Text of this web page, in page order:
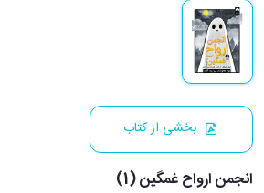
بخشی از کتاب
انجمن ارواح غمگین (1)